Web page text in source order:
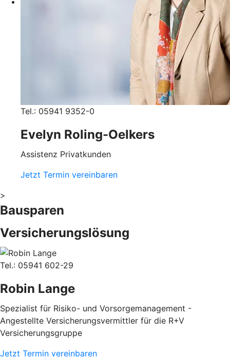
Tel.: 05941 9352-0
Evelyn Roling-Oelkers
Assistenz Privatkunden
Jetzt Termin vereinbaren
>
Bausparen
Versicherungslösung
Tel.: 05941 602-29
Robin Lange
Spezialist für Risiko- und Vorsorgemanagement -
Angestellte Versicherungsvermittler für die R+V
Versicherungsgruppe
Jetzt Termin vereinbaren